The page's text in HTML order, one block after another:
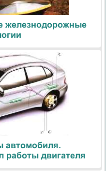
железнодорожные
автомобиля.
работы двигателя